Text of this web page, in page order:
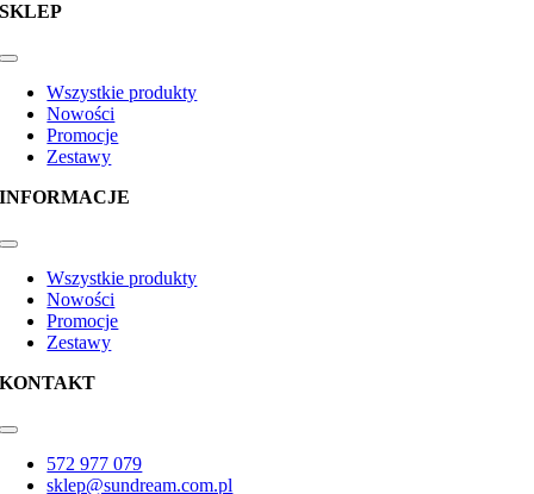
SKLEP
Toggle
NavigationWszystkie produkty
Nowości
Promocje
Zestawy
INFORMACJE
Toggle
NavigationWszystkie produkty
Nowości
Promocje
Zestawy
KONTAKT
Toggle
Navigation572 977 079
sklep@sundream.com.pl